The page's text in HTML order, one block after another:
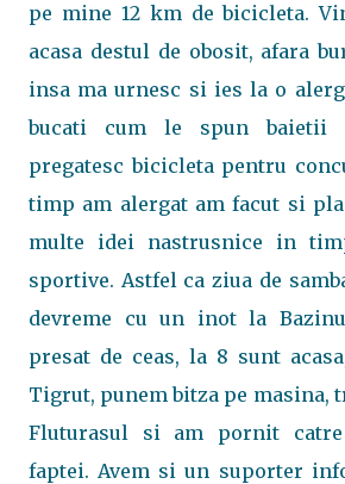
pe mine 12 km de bicicleta.
acasa destul de obosit, afara
insa ma urnesc si ies la o
bucati cum le spun
pregatesc bicicleta pentru
timp am alergat am facut si
multe idei nastrusnice in
sportive. Astfel ca ziua de
devreme cu un inot la
presat de ceas, la 8 sunt
Tigrut, punem bitza pe masina,
Fluturasul si am pornit
faptei. Avem si un suporter